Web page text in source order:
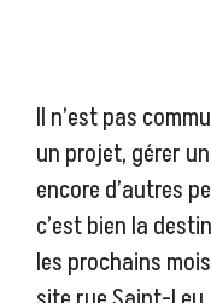
Il n’est pas
un projet, gérer
encore d’autres
c’est bien la
les prochains